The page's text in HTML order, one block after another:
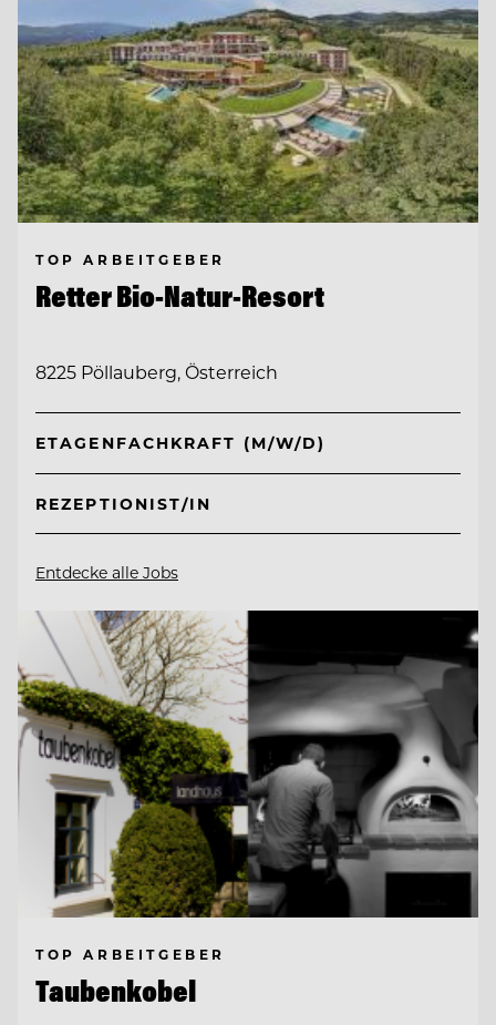
TOP ARBEITGEBER
Retter Bio-Natur-Resort
8225 Pöllauberg, Österreich
ETAGENFACHKRAFT (M/W/D)
REZEPTIONIST/IN
Entdecke alle Jobs
TOP ARBEITGEBER
Taubenkobel